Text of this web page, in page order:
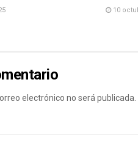
10
electrónico no será publicada.